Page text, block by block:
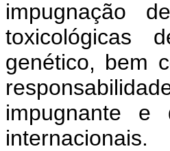
impugnação
toxicológicas
genético, bem
impugnante e
internacionais.